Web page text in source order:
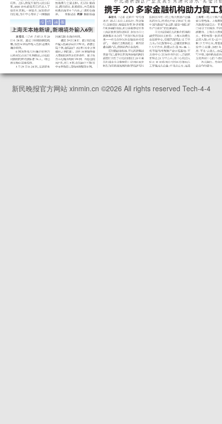
新民晚报官方网站 xinmin.cn ©2026 All rights reserved Tech-4-4